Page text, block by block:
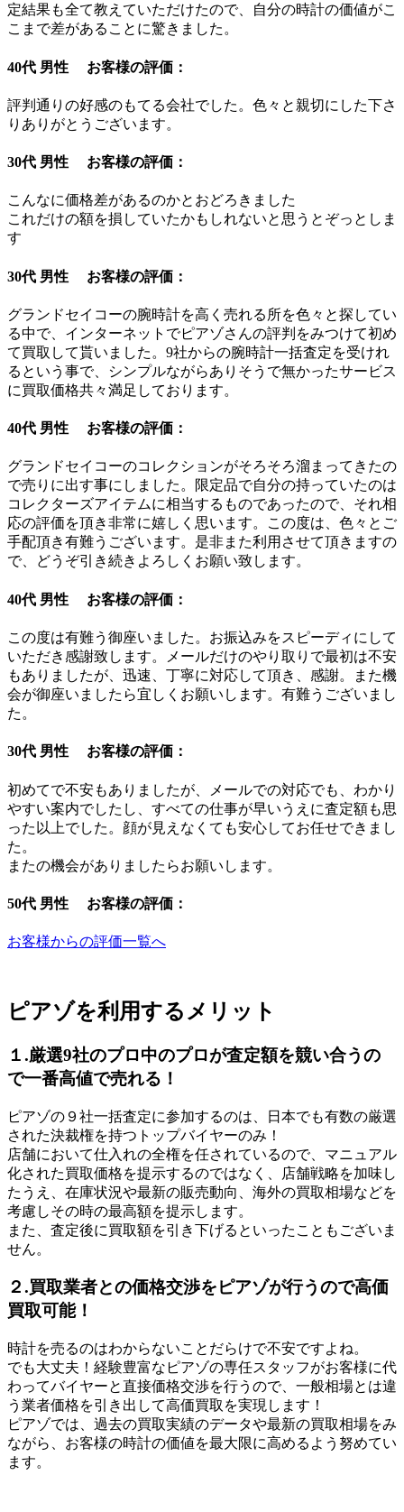
定結果も全て教えていただけたので、自分の時計の価値がこ
こまで差があることに驚きました。
40代 男性 お客様の評価：
評判通りの好感のもてる会社でした。色々と親切にした下さ
りありがとうございます。
30代 男性 お客様の評価：
こんなに価格差があるのかとおどろきました
これだけの額を損していたかもしれないと思うとぞっとしま
す
30代 男性 お客様の評価：
グランドセイコーの腕時計を高く売れる所を色々と探してい
る中で、インターネットでピアゾさんの評判をみつけて初め
て買取して貰いました。9社からの腕時計一括査定を受けれ
るという事で、シンプルながらありそうで無かったサービス
に買取価格共々満足しております。
40代 男性 お客様の評価：
グランドセイコーのコレクションがそろそろ溜まってきたの
で売りに出す事にしました。限定品で自分の持っていたのは
コレクターズアイテムに相当するものであったので、それ相
応の評価を頂き非常に嬉しく思います。この度は、色々とご
手配頂き有難うございます。是非また利用させて頂きますの
で、どうぞ引き続きよろしくお願い致します。
40代 男性 お客様の評価：
この度は有難う御座いました。お振込みをスピーディにして
いただき感謝致します。メールだけのやり取りで最初は不安
もありましたが、迅速、丁寧に対応して頂き、感謝。また機
会が御座いましたら宜しくお願いします。有難うございまし
た。
30代 男性 お客様の評価：
初めてで不安もありましたが、メールでの対応でも、わかり
やすい案内でしたし、すべての仕事が早いうえに査定額も思
った以上でした。顔が見えなくても安心してお任せできまし
た。
またの機会がありましたらお願いします。
50代 男性 お客様の評価：
お客様からの評価一覧へ
ピアゾを利用するメリット
１.厳選9社のプロ中のプロが査定額を競い合うの
で一番高値で売れる！
ピアゾの９社一括査定に参加するのは、日本でも有数の厳選
された決裁権を持つトップバイヤーのみ！
店舗において仕入れの全権を任されているので、マニュアル
化された買取価格を提示するのではなく、店舗戦略を加味し
たうえ、在庫状況や最新の販売動向、海外の買取相場などを
考慮しその時の最高額を提示します。
また、査定後に買取額を引き下げるといったこともございま
せん。
２.買取業者との価格交渉をピアゾが行うので高価
買取可能！
時計を売るのはわからないことだらけで不安ですよね。
でも大丈夫！経験豊富なピアゾの専任スタッフがお客様に代
わってバイヤーと直接価格交渉を行うので、一般相場とは違
う業者価格を引き出して高価買取を実現します！
ピアゾでは、過去の買取実績のデータや最新の買取相場をみ
ながら、お客様の時計の価値を最大限に高めるよう努めてい
ます。